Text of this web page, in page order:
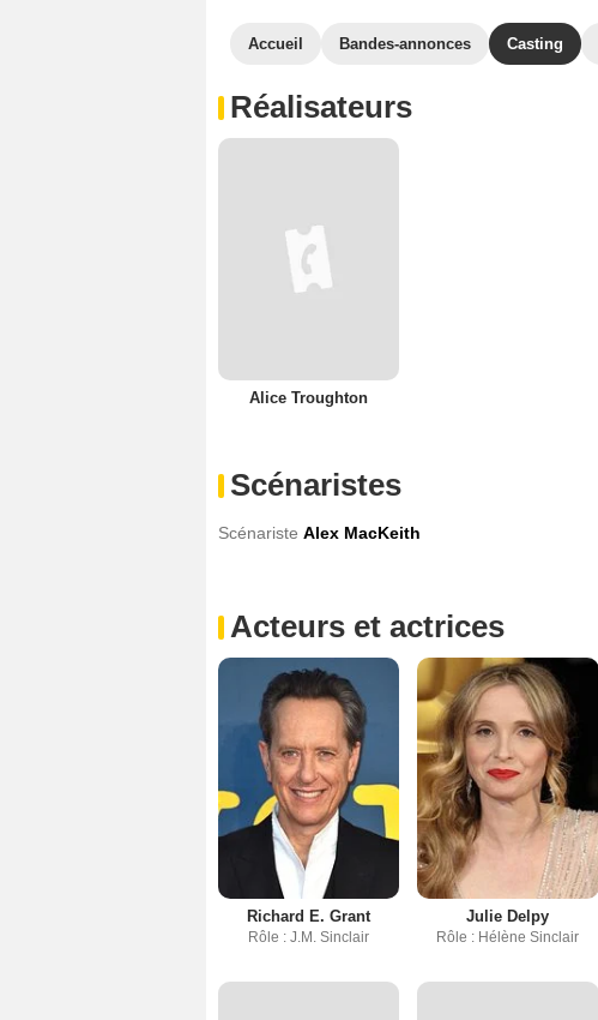
Accueil Bandes-annonces Casting
Réalisateurs
Alice Troughton
Scénaristes
Scénariste Alex MacKeith
Acteurs et actrices
Richard E. Grant
Rôle : J.M. Sinclair
Julie Delpy
Rôle : Hélène Sinclair